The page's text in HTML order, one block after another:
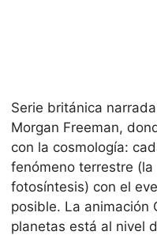
Serie británica
Morgan Freeman,
con la cosmología:
fenómeno terrestre
fotosíntesis) con el
posible. La animación
planetas está al nivel